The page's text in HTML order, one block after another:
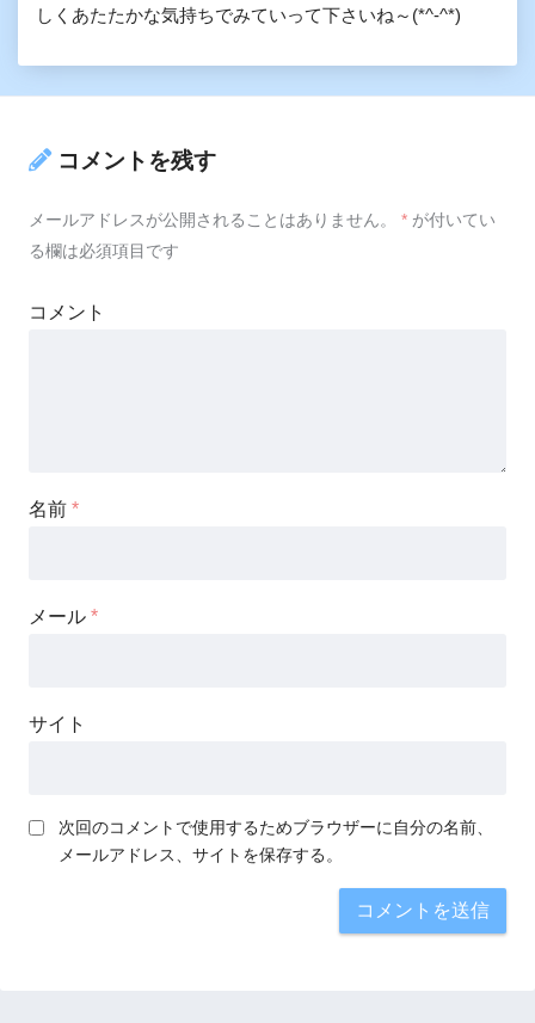
しくあたたかな気持ちでみていって下さいね～(*^-^*)
コメントを残す
メールアドレスが公開されることはありません。 * が付いてい
る欄は必須項目です
コメント
名前 *
メール *
サイト
次回のコメントで使用するためブラウザーに自分の名前、
メールアドレス、サイトを保存する。